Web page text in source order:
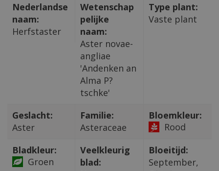
Nederlandse
naam:
Herfstaster
Wetenschap
pelijke
naam:
Aster novae-
angliae
'Andenken an
Alma P?
tschke'
Type plant:
Vaste plant
Geslacht:
Aster
Familie:
Asteraceae
Bloemkleur:
Rood
Bladkleur:
Groen
Veelkleurig
blad:
Bloeitijd:
September,